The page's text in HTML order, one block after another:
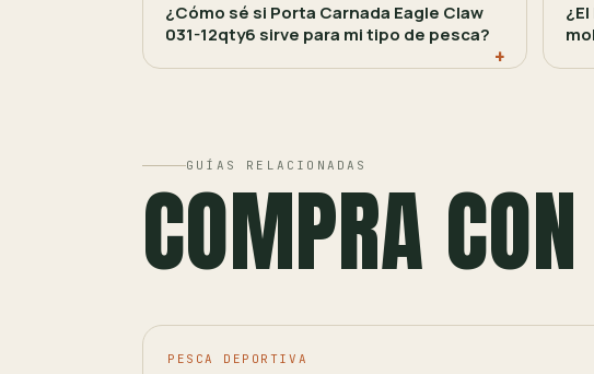
¿Cómo sé si Porta Carnada Eagle Claw
031-12qty6 sirve para mi tipo de pesca?
GUÍAS RELACIONADAS
COMPRA
PESCA DEPORTIVA